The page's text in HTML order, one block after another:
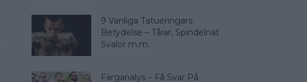
9 Vanliga Tatueringars
Betydelse – Tårar, Spindelnät
Svalor m.m.
Färganalys – Få Svar På